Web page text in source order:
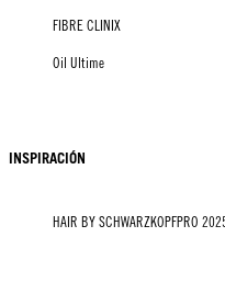
FIBRE CLINIX
Oil Ultime
INSPIRACIÓN
HAIR BY SCHWARZKOPFPRO